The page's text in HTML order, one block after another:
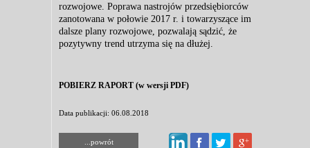
rozwojowe. Poprawa nastrojów przedsiębiorców
zanotowana w połowie 2017 r. i towarzyszące im
dalsze plany rozwojowe, pozwalają sądzić, że
pozytywny trend utrzyma się na dłużej.
POBIERZ RAPORT (w wersji PDF)
Data publikacji: 06.08.2018
...powrót